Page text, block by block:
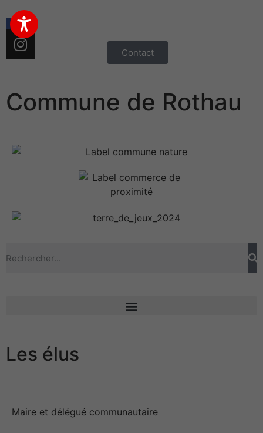
Contact
Commune de Rothau
Les élus
Maire et délégué communautaire